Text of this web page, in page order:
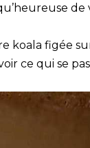
de
koala figée
ce qui se